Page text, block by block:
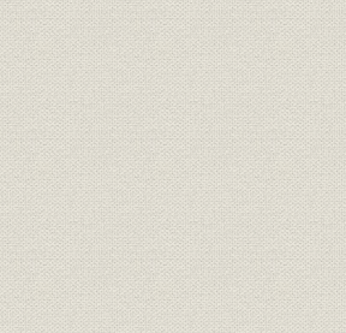
歴代役員
主要製品生産実績 商船・艦艇
(長崎造船所)
昭和19年
月16日